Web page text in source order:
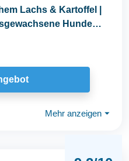
Lachs & Kartoffel |
Hunde
Mehr anzeigen ⏷